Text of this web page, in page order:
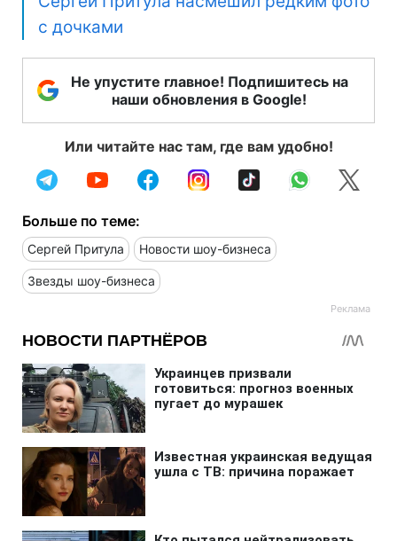
с дочками
Не упустите главное! Подпишитесь на
наши обновления в Google!
Или читайте нас там, где вам удобно!
Больше по теме:
Сергей Притула Новости шоу-бизнеса
Звезды шоу-бизнеса